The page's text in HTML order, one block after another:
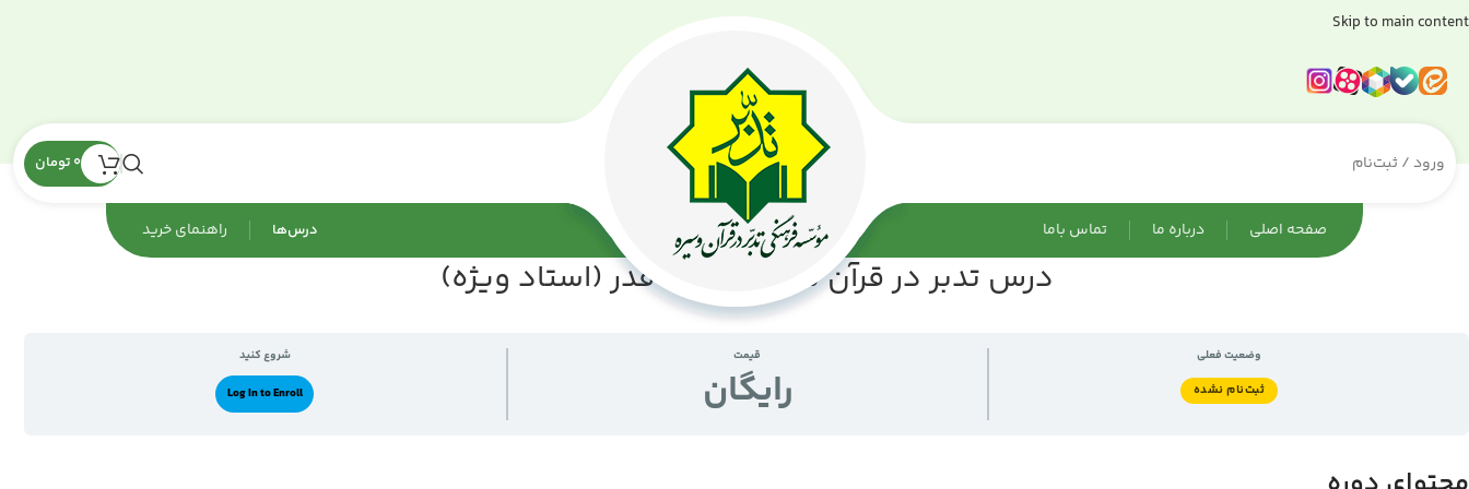
Skip to main content
ورود / ثبت‌نام 0 تومان
صفحه اصلی درباره ما تماس باما درس‌ها راهنمای‌ خرید
درس تدبر در قرآن سوره مبارکه قدر (استاد ویژه)
وضعیت فعلی
ثبت‌نام نشده
قیمت
رايگان
شروع کنید
Log In to Enroll